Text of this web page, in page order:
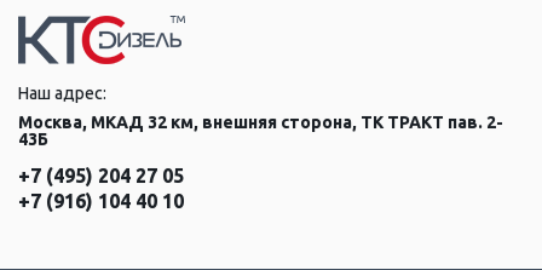
Наш адрес:
Москва, МКАД 32 км, внешняя сторона, ТК ТРАКТ пав. 2-
43Б
+7 (495) 204 27 05
+7 (916) 104 40 10